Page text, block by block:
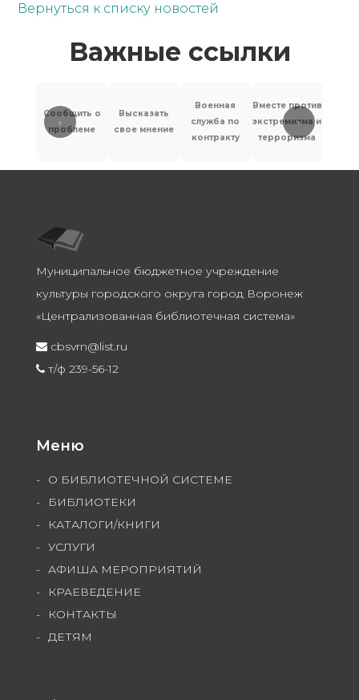
Вернуться к списку новостей
Важные ссылки
‹
Сообщить о
проблеме
Высказать
свое мнение
Военная
служба по
контракту
Вместе против
экстремизма и
терроризма
›
Муниципальное бюджетное учреждение
культуры городского округа город Воронеж
«Централизованная библиотечная система»
cbsvrn@list.ru
т/ф 239-56-12
Меню
О БИБЛИОТЕЧНОЙ СИСТЕМЕ
БИБЛИОТЕКИ
КАТАЛОГИ/КНИГИ
УСЛУГИ
АФИША МЕРОПРИЯТИЙ
КРАЕВЕДЕНИЕ
КОНТАКТЫ
ДЕТЯМ